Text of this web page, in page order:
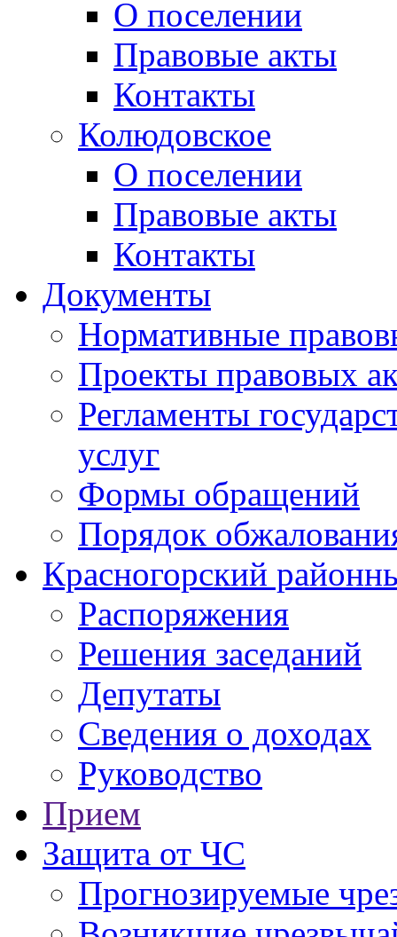
О поселении
Правовые акты
Контакты
Колюдовское
О поселении
Правовые акты
Контакты
Документы
Нормативные
Проекты правовых
Регламенты
услуг
Формы обращений
Порядок
Красногорский
Распоряжения
Решения заседаний
Депутаты
Сведения о доходах
Руководство
Прием
Защита от ЧС
Прогнозируемые